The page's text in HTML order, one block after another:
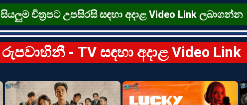
සියලුම චිත්‍රපට උපසිරසි සඳහා අදාළ Video Link ලබාගන්න
රුපවාහිනී - TV සඳහා අදාළ Video Link